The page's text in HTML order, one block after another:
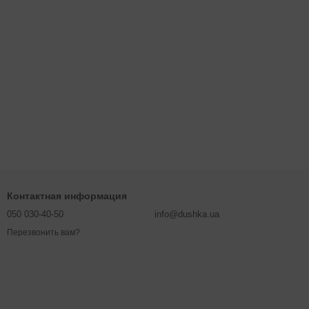
Контактная информация
050 030-40-50
Перезвонить вам?
info@dushka.ua